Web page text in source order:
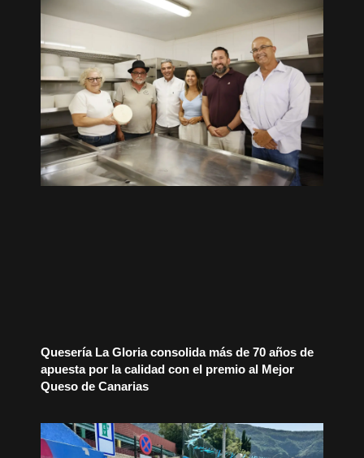
Quesería La Gloria consolida más de 70 años de
apuesta por la calidad con el premio al Mejor
Queso de Canarias